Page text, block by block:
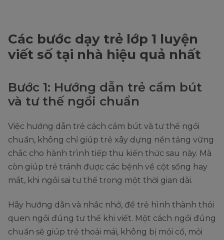
Các bước dạy trẻ lớp 1 luyện
viết số tại nhà hiệu quả nhất
Bước 1: Hướng dẫn trẻ cầm bút
và tư thế ngồi chuẩn
Việc hướng dẫn trẻ cách cầm bút và tư thế ngồi
chuẩn, không chỉ giúp trẻ xây dựng nền tảng vững
chắc cho hành trình tiếp thu kiến thức sau này. Mà
còn giúp trẻ tránh được các bệnh về cột sống hay
mắt, khi ngồi sai tư thế trong một thời gian dài.
Hãy hướng dẫn và nhắc nhở, để trẻ hình thành thói
quen ngồi đúng tư thế khi viết. Một cách ngồi đúng
chuẩn sẽ giúp trẻ thoải mái, không bị mỏi cổ, mỏi